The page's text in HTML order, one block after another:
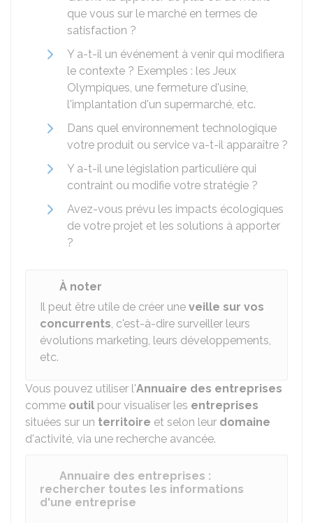
que vous sur le marché en termes de
satisfaction ?
Y a-t-il un événement à venir qui modifiera
le contexte ? Exemples : les Jeux
Olympiques, une fermeture d'usine,
l'implantation d'un supermarché, etc.
Dans quel environnement technologique
votre produit ou service va-t-il apparaître ?
Y a-t-il une législation particulière qui
contraint ou modifie votre stratégie ?
Avez-vous prévu les impacts écologiques
de votre projet et les solutions à apporter
?
À noter
Il peut être utile de créer une veille sur vos
concurrents, c'est-à-dire surveiller leurs
évolutions marketing, leurs développements,
etc.
Vous pouvez utiliser l'Annuaire des entreprises
comme outil pour visualiser les entreprises
situées sur un territoire et selon leur domaine
d'activité, via une recherche avancée.
Annuaire des entreprises :
rechercher toutes les informations
d'une entreprise